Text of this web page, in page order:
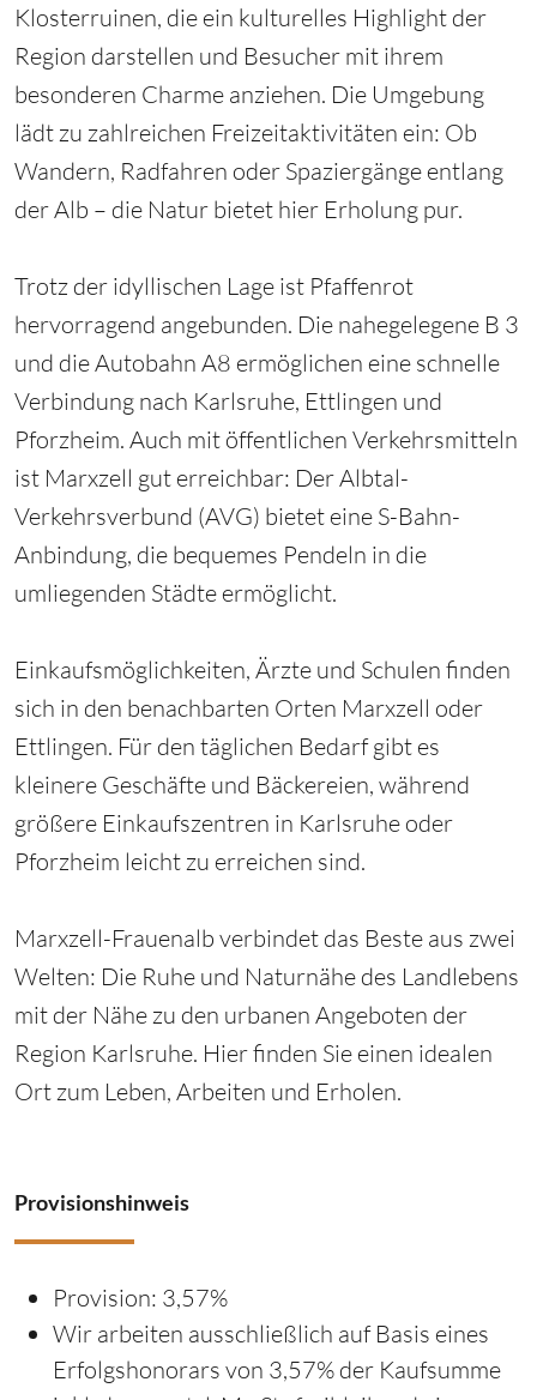
Klosterruinen, die ein kulturelles Highlight der
Region darstellen und Besucher mit ihrem
besonderen Charme anziehen. Die Umgebung
lädt zu zahlreichen Freizeitaktivitäten ein: Ob
Wandern, Radfahren oder Spaziergänge entlang
der Alb – die Natur bietet hier Erholung pur.
Trotz der idyllischen Lage ist Pfaffenrot
hervorragend angebunden. Die nahegelegene B 3
und die Autobahn A8 ermöglichen eine schnelle
Verbindung nach Karlsruhe, Ettlingen und
Pforzheim. Auch mit öffentlichen Verkehrsmitteln
ist Marxzell gut erreichbar: Der Albtal-
Verkehrsverbund (AVG) bietet eine S-Bahn-
Anbindung, die bequemes Pendeln in die
umliegenden Städte ermöglicht.
Einkaufsmöglichkeiten, Ärzte und Schulen finden
sich in den benachbarten Orten Marxzell oder
Ettlingen. Für den täglichen Bedarf gibt es
kleinere Geschäfte und Bäckereien, während
größere Einkaufszentren in Karlsruhe oder
Pforzheim leicht zu erreichen sind.
Marxzell-Frauenalb verbindet das Beste aus zwei
Welten: Die Ruhe und Naturnähe des Landlebens
mit der Nähe zu den urbanen Angeboten der
Region Karlsruhe. Hier finden Sie einen idealen
Ort zum Leben, Arbeiten und Erholen.
Provisionshinweis
Provision: 3,57%
Wir arbeiten ausschließlich auf Basis eines
Erfolgshonorars von 3,57% der Kaufsumme